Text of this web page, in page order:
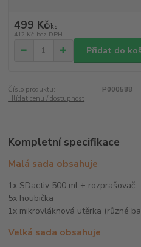
499 Kč/ks
412 Kč bez DPH
Přidat do
Číslo produktu:
P000588
Hlídat cenu / dostupnost
Kompletní specifikace
Malá sada obsahuje
1x SDactiv 500 ml + rozprašovač
5x houbička
1x mikrovláknová utěrka (různé
Velká sada obsahuje